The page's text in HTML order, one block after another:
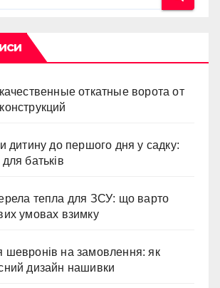
откатные ворота от
дитину до першого дня у садку:
батьків
тепла для ЗСУ: що варто
умовах взимку
шевронів на замовлення: як
дизайн нашивки